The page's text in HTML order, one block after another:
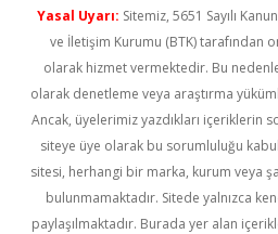
Yasal Uyarı: Sitemiz, 5651 Sayılı
ve İletişim Kurumu (BTK) tarafından
olarak hizmet vermektedir. Bu
olarak denetleme veya araştırma
Ancak, üyelerimiz yazdıkları içeriklerin
siteye üye olarak bu sorumluluğu
sitesi, herhangi bir marka, kurum veya
bulunmamaktadır. Sitede yalnızca
paylaşılmaktadır. Burada yer alan